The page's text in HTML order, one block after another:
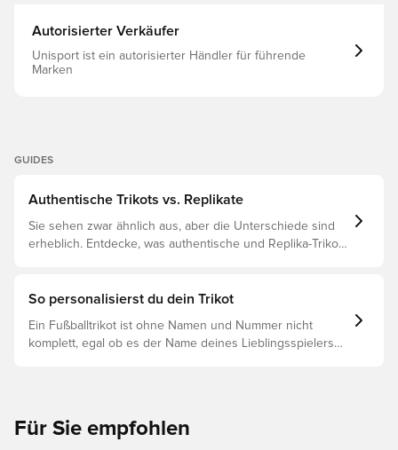
Autorisierter Verkäufer
Unisport ist ein autorisierter Händler für führende
Marken
GUIDES
Authentische Trikots vs. Replikate
Sie sehen zwar ähnlich aus, aber die Unterschiede sind
erheblich. Entdecke, was authentische und Replika-Trikots
So personalisierst du dein Trikot
Ein Fußballtrikot ist ohne Namen und Nummer nicht
komplett, egal ob es der Name deines Lieblingsspielers
Für Sie empfohlen